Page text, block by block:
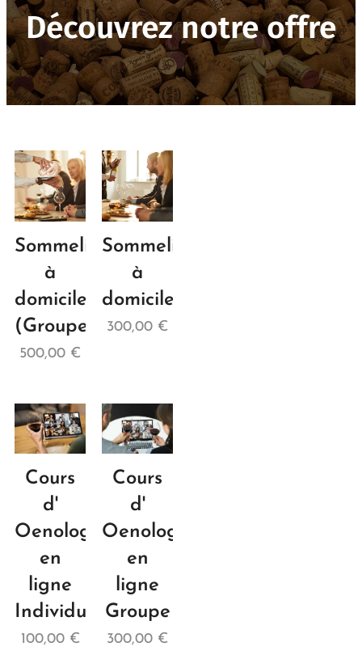
Découvreznotre offre
Sommelier
à
domicile
(Groupe)
500,00 €
Sommelier
à
domicile
300,00 €
Cours
d'
Oenologie
en
ligne
Individuel
100,00€
Cours
d'
Oenologie
en
ligne
Groupe
300,00 €